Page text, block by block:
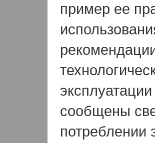
пример ее
сообщены
потреблении